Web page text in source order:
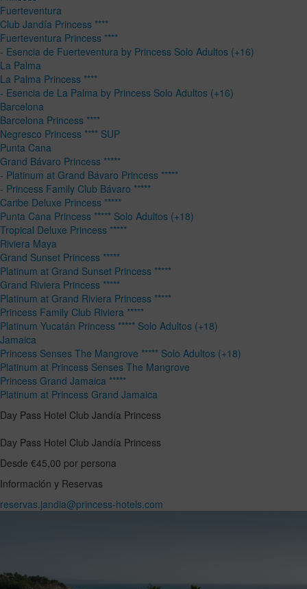
Fuerteventura
Club Jandía Princess ****
Fuerteventura Princess ****
- Esencia de Fuerteventura by Princess Solo Adultos (+16)
La Palma
La Palma Princess ****
- Esencia de La Palma by Princess Solo Adultos (+16)
Barcelona
Barcelona Princess ****
Negresco Princess **** SUP
Punta Cana
Grand Bávaro Princess *****
- Platinum at Grand Bávaro Princess *****
- Princess Family Club Bávaro *****
Caribe Deluxe Princess *****
Punta Cana Princess ***** Solo Adultos (+18)
Tropical Deluxe Princess *****
Riviera Maya
Grand Sunset Princess *****
Platinum at Grand Sunset Princess *****
Grand Riviera Princess *****
Platinum at Grand Riviera Princess *****
Princess Family Club Riviera *****
Platinum Yucatán Princess ***** Solo Adultos (+18)
Jamaica
Princess Senses The Mangrove ***** Solo Adultos (+18)
Platinum at Princess Senses The Mangrove
Princess Grand Jamaica *****
Platinum at Princess Grand Jamaica
Day Pass Hotel Club Jandía Princess
Day Pass Hotel Club Jandía Princess
Desde €45,00 por persona
Información y Reservas
reservas.jandia@princess-hotels.com